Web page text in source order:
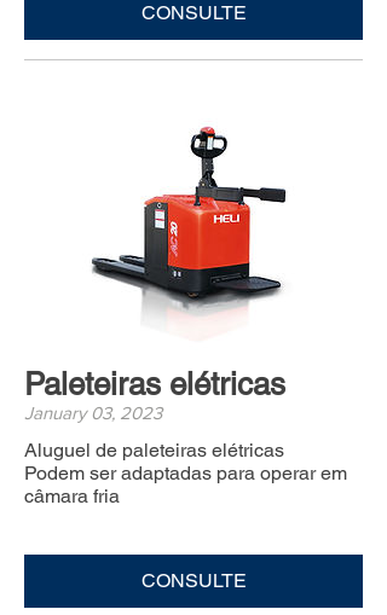
CONSULTE
Paleteiras elétricas
January 03, 2023
Aluguel de paleteiras elétricas
Podem ser adaptadas para operar em
câmara fria
CONSULTE